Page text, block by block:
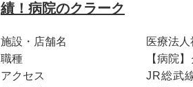
績！病院のクラーク
施設・店舗名
医療法
職種
【病院
アクセス
JR総武